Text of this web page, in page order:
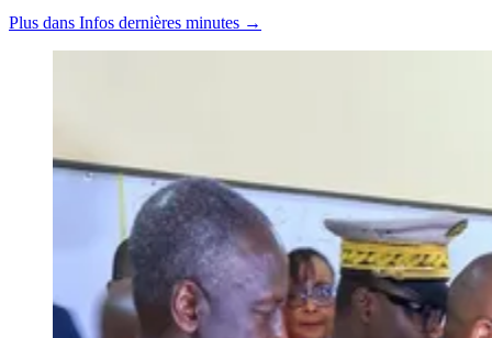
Plus dans Infos dernières minutes →